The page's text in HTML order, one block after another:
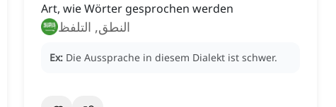
Art, wie Wörter gesprochen werden
النطق, التلفظ
Ex: Die Aussprache in diesem Dialekt ist schwer.